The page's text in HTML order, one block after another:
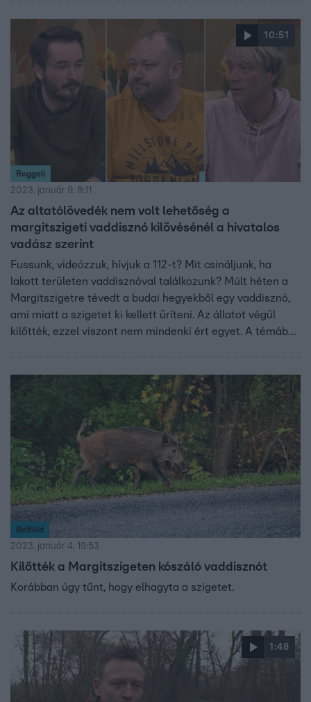
10:51
Reggeli
2023. január 9. 8:11
Az altatólövedék nem volt lehetőség a
margitszigeti vaddisznó kilövésénél a hivatalos
vadász szerint
Fussunk, videózzuk, hívjuk a 112-t? Mit csináljunk, ha
lakott területen vaddisznóval találkozunk? Múlt héten a
Margitszigetre tévedt a budai hegyekből egy vaddisznó,
ami miatt a szigetet ki kellett üríteni. Az állatot végül
kilőtték, ezzel viszont nem mindenki ért egyet. A témában
vadállatbefogó és Szily László újságíró.
Belföld
2023. január 4. 19:53
Kilőtték a Margitszigeten kószáló vaddisznót
Korábban úgy tűnt, hogy elhagyta a szigetet.
1:48